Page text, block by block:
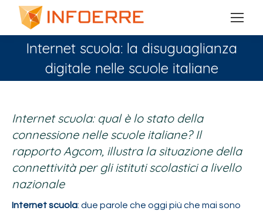
Internet scuola: la disuguaglianza
digitale nelle scuole italiane
Internet scuola: qual è lo stato della
connessione nelle scuole italiane? Il
rapporto Agcom, illustra la situazione della
connettività per gli istituti scolastici a livello
nazionale
Internet scuola: due parole che oggi più che mai sono